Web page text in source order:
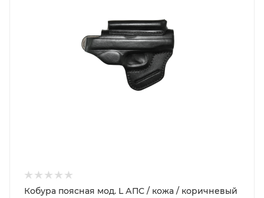
Кобура поясная мод. L АПС / кожа / коричневый